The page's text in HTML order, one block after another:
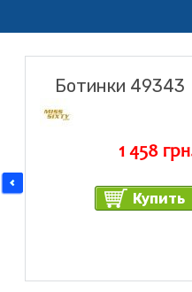
Ботинки 49343
1 458
Купить